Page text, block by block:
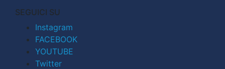
SEGUICI SU
Instagram
FACEBOOK
YOUTUBE
Twitter